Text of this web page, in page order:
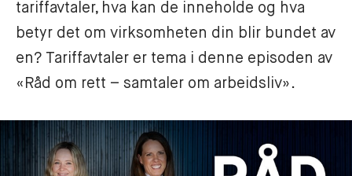
tariffavtaler, hva kan de inneholde og hva
betyr det om virksomheten din blir bundet av
en? Tariffavtaler er tema i denne episoden av
«Råd om rett – samtaler om arbeidsliv».